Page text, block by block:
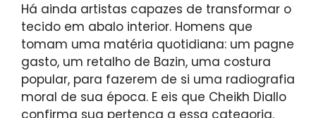
Há ainda artistas capazes de transformar o
tecido em abalo interior. Homens que
tomam uma matéria quotidiana: um pagne
gasto, um retalho de Bazin, uma costura
popular, para fazerem de si uma radiografia
moral de sua época. E eis que Cheikh Diallo
confirma sua pertença a essa categoria.